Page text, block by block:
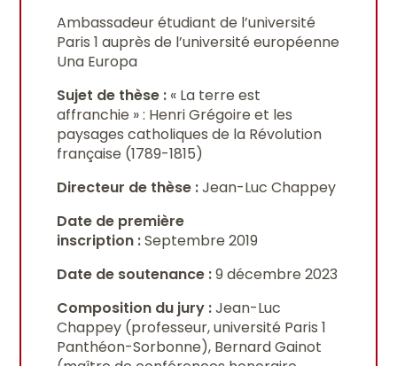
Ambassadeur étudiant de l’université
Paris 1 auprès de l’université européenne
Una Europa
Sujet de thèse : « La terre est
affranchie » : Henri Grégoire et les
paysages catholiques de la Révolution
française (1789-1815)
Directeur de thèse :Jean-Luc Chappey
Date de première
inscription :Septembre 2019
Date de soutenance :9 décembre 2023
Composition du jury :Jean-Luc
Chappey (professeur, université Paris 1
Panthéon-Sorbonne), Bernard Gainot